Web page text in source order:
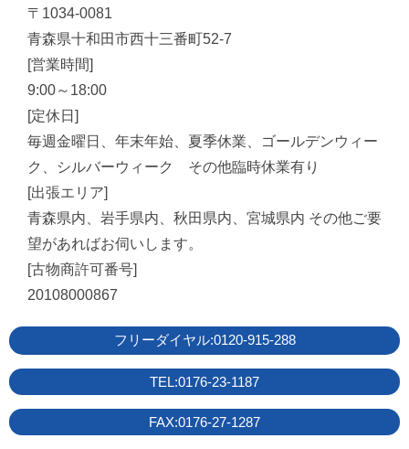
〒1034-0081
青森県十和田市西十三番町52-7
[営業時間]
9:00～18:00
[定休日]
毎週金曜日、年末年始、夏季休業、ゴールデンウィー
ク、シルバーウィーク その他臨時休業有り
[出張エリア]
青森県内、岩手県内、秋田県内、宮城県内 その他ご要
望があればお伺いします。
[古物商許可番号]
20108000867
フリーダイヤル:0120-915-288
TEL:0176-23-1187
FAX:0176-27-1287